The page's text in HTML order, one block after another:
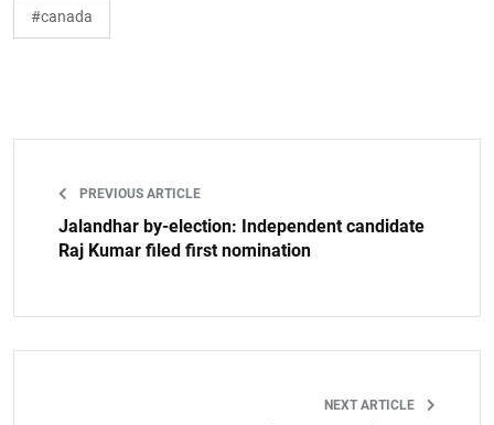
#canada
PREVIOUS ARTICLE
Jalandhar by-election: Independent candidate
Raj Kumar filed first nomination
NEXT ARTICLE